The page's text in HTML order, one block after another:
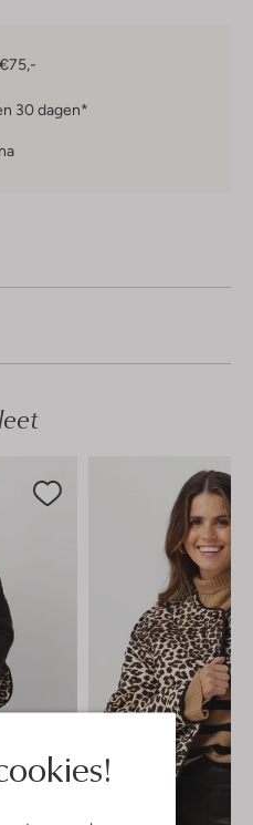
30 dagen*